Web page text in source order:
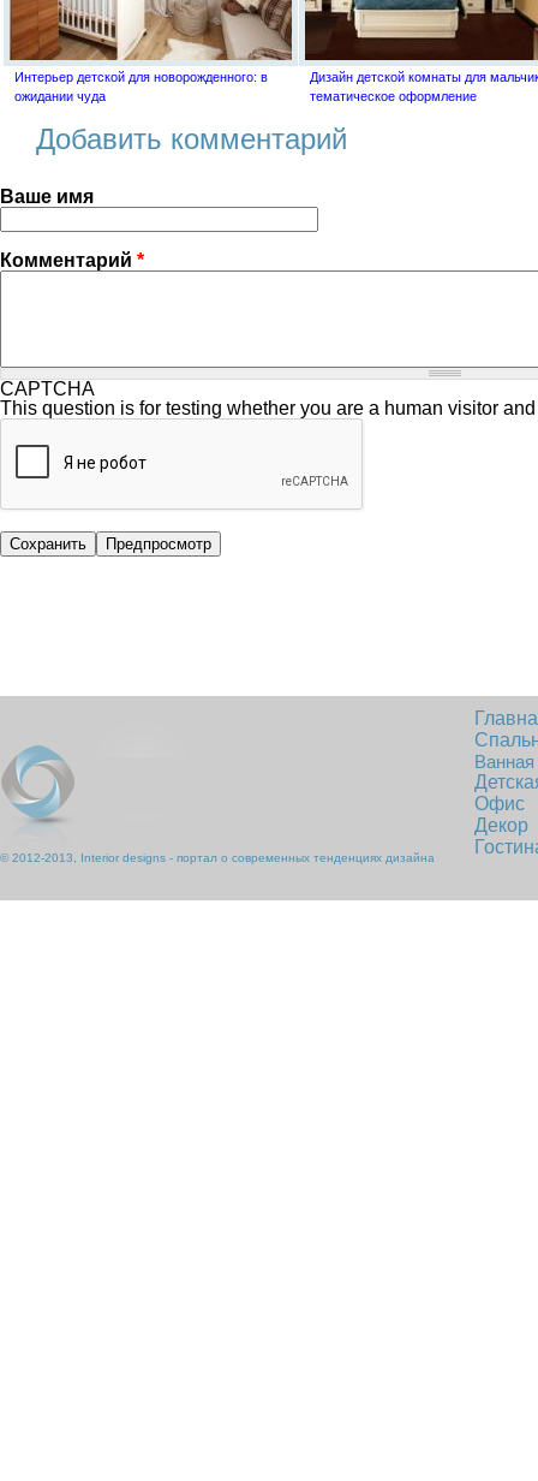
Дизайн детской комнаты для
тематическое оформление
Интерьер детской для новорожденного: в
ожидании чуда
Добавить комментарий
Ваше имя
Комментарий *
CAPTCHA
This question is for testing whether you are a human visitor
© 2012-2013, Interior designs - портал о современных тенденциях дизайна
Ванная
Офис
Декор